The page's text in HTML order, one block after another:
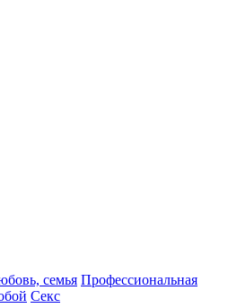
семья Профессиональная
Секс